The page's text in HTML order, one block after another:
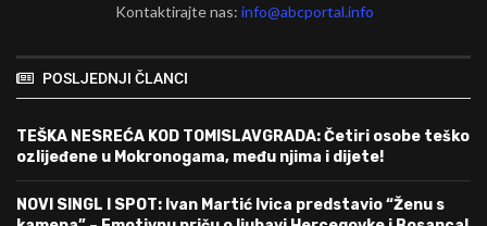
Kontaktirajte nas:info@abcportal.info
POSLJEDNJI ČLANCI
TEŠKA NESREĆA KOD TOMISLAVGRADA: Četiri osobe teško
ozlijeđene u Mokronogama, među njima i dijete!
NOVI SINGL I SPOT: Ivan Martić Ivica predstavio “Ženu s